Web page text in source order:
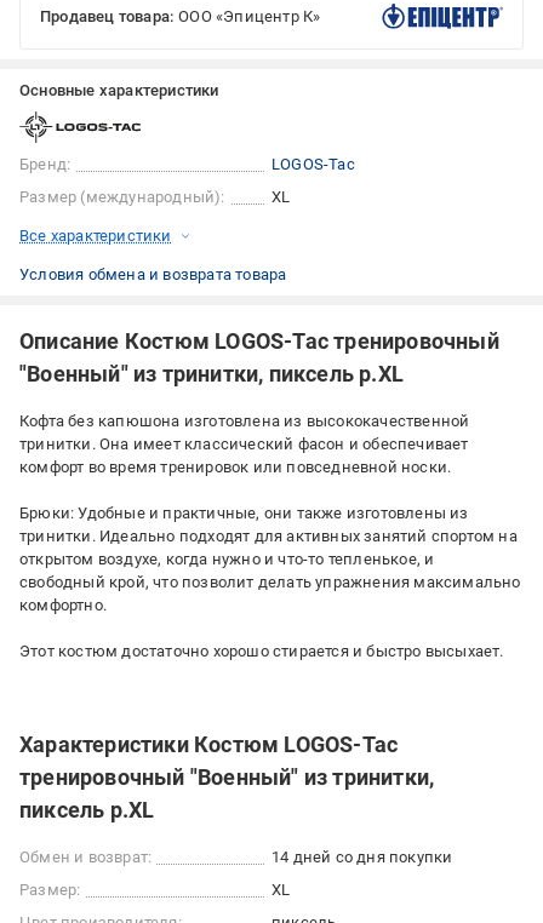
Продавец товара: ООО «Эпицентр К»
Основные характеристики
Бренд:
LOGOS-Tac
Размер (международный):
XL
Все характеристики
Условия обмена и возврата товара
Описание Костюм LOGOS-Tac тренировочный
"Военный" из тринитки, пиксель р.XL
Кофта без капюшона изготовлена ​​из высококачественной
тринитки. Она имеет классический фасон и обеспечивает
комфорт во время тренировок или повседневной носки.
Брюки: Удобные и практичные, они также изготовлены из
тринитки. Идеально подходят для активных занятий спортом на
открытом воздухе, когда нужно и что-то тепленькое, и
свободный крой, что позволит делать упражнения максимально
комфортно.
Этот костюм достаточно хорошо стирается и быстро высыхает.
Характеристики Костюм LOGOS-Tac
тренировочный "Военный" из тринитки,
пиксель р.XL
Обмен и возврат:
14 дней со дня покупки
Размер:
XL